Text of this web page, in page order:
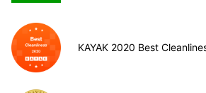
KAYAK 2020 Best